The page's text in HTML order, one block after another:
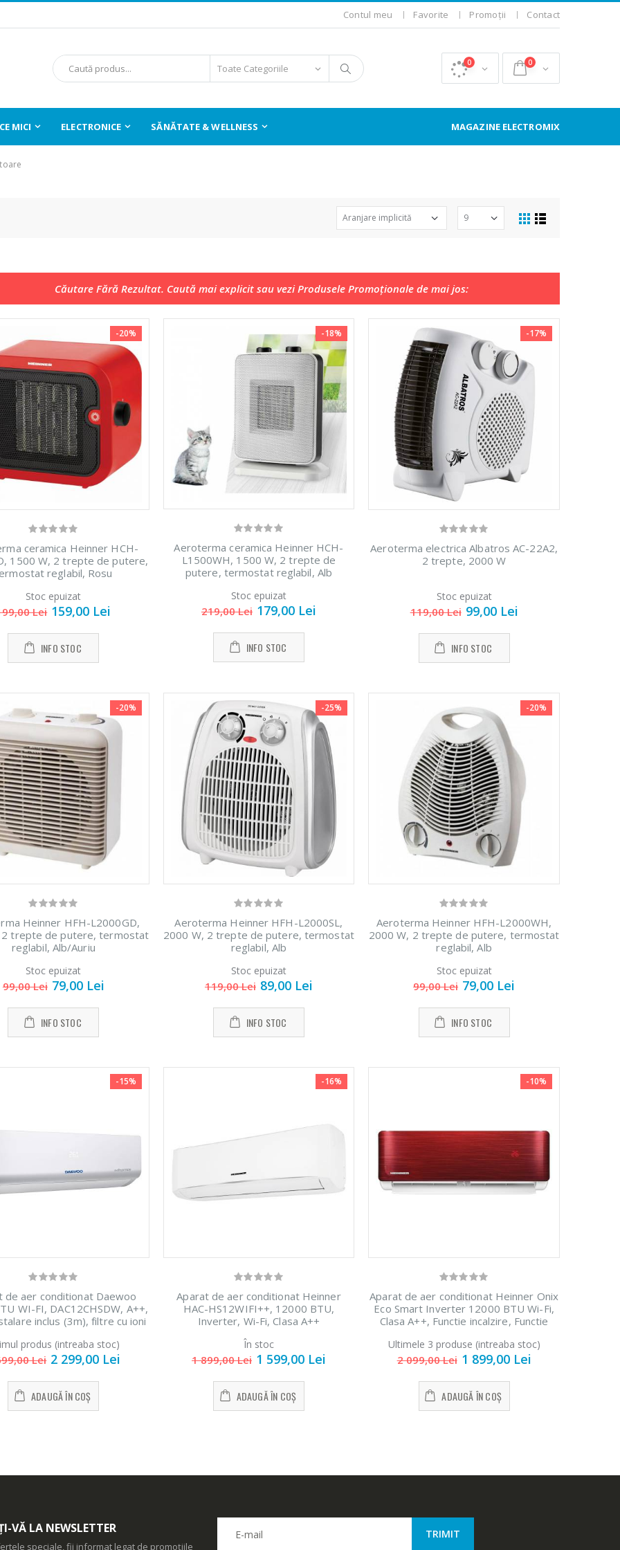
Contul meu Favorite Promoții Contact
0 0
MICI ELECTRONICE SĂNĂTATE & WELLNESS MAGAZINE ELECTROMIX
Căutare Fără Rezultat. Caută mai explicit sau vezi Produsele Promoționale de mai jos:
-20%
ceramica Heinner HCH-
1500 W, 2 trepte de putere,
reglabil, Rosu
Stoc epuizat
Lei 159,00 Lei
INFO STOC
-18%
Aeroterma ceramica Heinner HCH-
L1500WH, 1500 W, 2 trepte de
putere, termostat reglabil, Alb
Stoc epuizat
219,00 Lei 179,00 Lei
INFO STOC
-17%
Aeroterma electrica Albatros AC-22A2,
2 trepte, 2000 W
Stoc epuizat
119,00 Lei 99,00 Lei
INFO STOC
-20%
Heinner HFH-L2000GD,
2 trepte de putere, termostat
reglabil, Alb/Auriu
Stoc epuizat
99,00 Lei 79,00 Lei
INFO STOC
-25%
Aeroterma Heinner HFH-L2000SL,
2000 W, 2 trepte de putere, termostat
reglabil, Alb
Stoc epuizat
119,00 Lei 89,00 Lei
INFO STOC
-20%
Aeroterma Heinner HFH-L2000WH,
2000 W, 2 trepte de putere, termostat
reglabil, Alb
Stoc epuizat
99,00 Lei 79,00 Lei
INFO STOC
-15%
de aer conditionat Daewoo
WI-FI, DAC12CHSDW, A++,
inclus (3m), filtre cu ioni
12CHSDW, alb
produs (intreaba stoc)
Lei 2 299,00 Lei
ADAUGĂ ÎN COȘ
-16%
Aparat de aer conditionat Heinner
HAC-HS12WIFI++, 12000 BTU,
Inverter, Wi-Fi, Clasa A++
În stoc
1 899,00 Lei 1 599,00 Lei
ADAUGĂ ÎN COȘ
-10%
Aparat de aer conditionat Heinner Onix
Eco Smart Inverter 12000 BTU Wi-Fi,
Clasa A++, Functie incalzire, Functie
RD, Rosu
Ultimele 3 produse (intreaba stoc)
2 099,00 Lei 1 899,00 Lei
ADAUGĂ ÎN COȘ
cu
...
Lei
carne
Lei
de
...
Lei
-18%
Mixer vertical
DC1000SSBK
139,00 Lei
Heinner ...
-33%
Aspirator cu
sac Daewoo
RC-230R-3, ...
199,00 Lei
-24%
sac Samsung
379,00 Lei
-33%
Espressor
Heinner ...
799,00 Lei
Fierbator
electric cu
filtru ...
89,00 Lei
tocat carne
549,00 Lei
Masina de
NobeLTek ...
199,00 Lei
VĂ LA NEWSLETTER
speciale, fii informat legat de promoțiile